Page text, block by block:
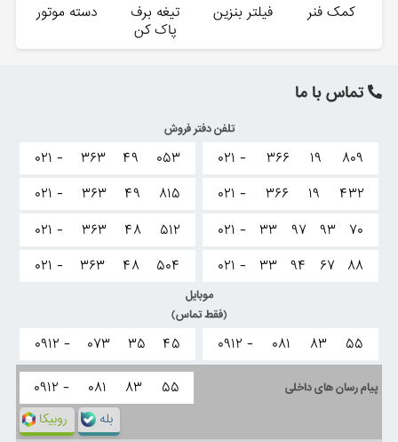
کمک فنر فیلتر بنزین
تیغه برف
پاک کن
دسته موتور
تماس با ما
تلفن دفتر فروش
۰۲۱ - ۳۶۶ ۱۹
۸۰۹
۰۲۱ -
۳۶۶ ۱۹
۴۳۲
۰۲۱ -
۳۳ ۹۷ ۹۳
۷۰
۰۲۱ -
۳۳ ۹۴ ۶۷ ۸۸
۰۲۱ - ۳۶۳ ۴۹
۰۵۳
۰۲۱ -
۳۶۳ ۴۹
۸۱۵
۰۲۱ -
۳۶۳ ۴۸
۵۱۲
۰۲۱ -
۳۶۳ ۴۸ ۵۰۴
موبایل
(فقط تماس)
۰۹۱۲ - ۰۸۱ ۸۳ ۵۵ ۰۹۱۲ - ۰۷۳ ۳۵ ۴۵
پیام رسان های داخلی ۰۹۱۲ - ۰۸۱ ۸۳ ۵۵
روبیکا بله